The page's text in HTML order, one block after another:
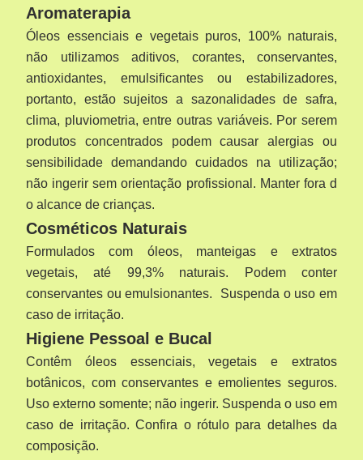
Aromaterapia
Óleos essenciais e vegetais puros, 100% naturais,
não utilizamos aditivos, corantes, conservantes,
antioxidantes, emulsificantes ou estabilizadores,
portanto, estão sujeitos a sazonalidades de safra,
clima, pluviometria, entre outras variáveis. Por serem
produtos concentrados podem causar alergias ou
sensibilidade demandando cuidados na utilização;
não ingerir sem orientação profissional. Manter fora d
o alcance de crianças.
Cosméticos Naturais
Formulados com óleos, manteigas e extratos
vegetais, até 99,3% naturais. Podem conter
conservantes ou emulsionantes.
Suspenda o uso em
caso de irritação.
Higiene Pessoal e Bucal
Contêm óleos essenciais, vegetais e extratos
botânicos, com conservantes e emolientes seguros.
Uso externo somente; não ingerir. Suspenda o uso em
caso de irritação. Confira o rótulo para detalhes da
composição.